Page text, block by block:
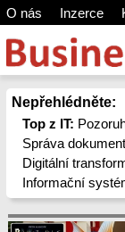
O nás Inzerce
Nepřehlédněte:
Top z IT:
Správa
Digitální
Informační